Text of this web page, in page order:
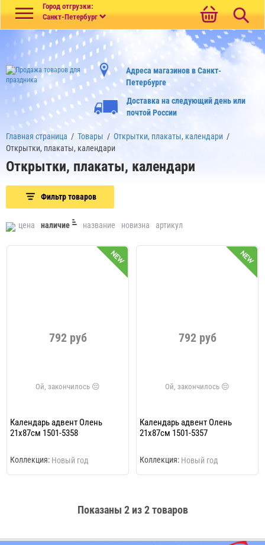
Город отгрузки:
Санкт-Петербург
Адреса магазинов в Санкт-
Петербурге
Доставка на следующий день или
почтой России
Главная страница / Товары / Открытки, плакаты, календари /
Открытки, плакаты, календари
Открытки, плакаты, календари
Фильтр товаров
цена наличие название новизна артикул
792 руб
Календарь адвент Олень
21х87см 1501-5358
Коллекция: Новый год
792 руб
Календарь адвент Олень
21х87см 1501-5357
Коллекция: Новый год
Показаны 2из 2 товаров